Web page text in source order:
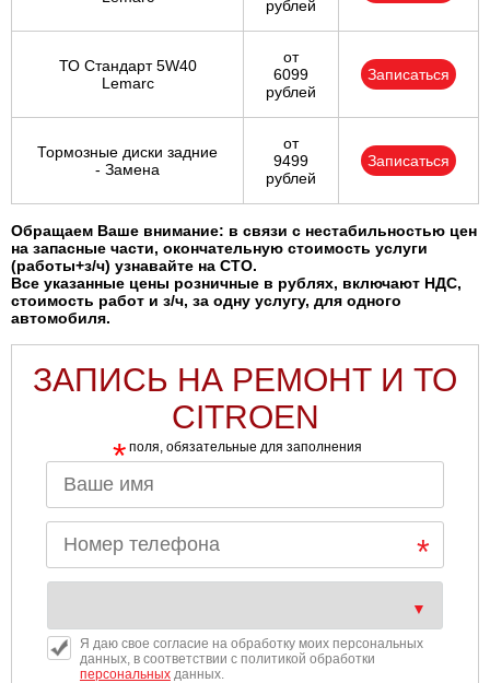
рублей
ТО Стандарт 5W40
Lemarc
от
6099
рублей
Записаться
Тормозные диски задние
- Замена
от
9499
рублей
Записаться
Обращаем Ваше внимание: в связи с нестабильностью цен
на запасные части, окончательную стоимость услуги
(работы+з/ч) узнавайте на СТО.
Все указанные цены розничные в рублях, включают НДС,
стоимость работ и з/ч, за одну услугу, для одного
автомобиля.
ЗАПИСЬ НА РЕМОНТ И ТО
CITROEN
* поля, обязательные для заполнения
Я даю свое согласие на обработку моих персональных
данных, в соответствии с политикой обработки
персональныхданных.